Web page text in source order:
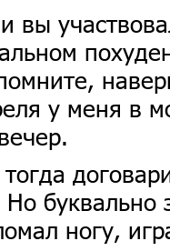
вы
у меня в
буквально
ногу,